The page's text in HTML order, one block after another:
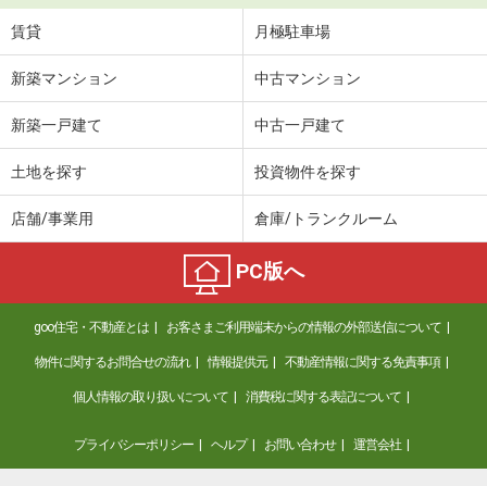
賃貸 月極駐車場
新築マンション 中古マンション
新築一戸建て 中古一戸建て
土地を探す 投資物件を探す
店舗/事業用 倉庫/トランクルーム
PC版へ
goo住宅・不動産とは お客さまご利用端末からの情報の外部送信について
物件に関するお問合せの流れ 情報提供元 不動産情報に関する免責事項
個人情報の取り扱いについて 消費税に関する表記について
プライバシーポリシー ヘルプ お問い合わせ 運営会社